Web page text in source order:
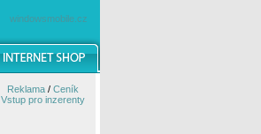
windowsmobile.cz
Reklama/ Ceník
Vstup pro inzerenty